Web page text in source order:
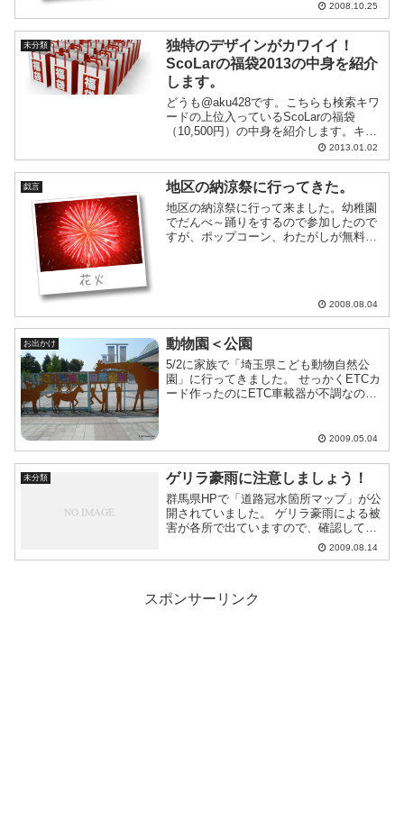
2008.10.25
未分類
独特のデザインがカワイイ！
ScoLarの福袋2013の中身を紹介
します。
どうも@aku428です。こちらも検索キワ
ードの上位入っているScoLarの福袋
（10,500円）の中身を紹介します。キラ
キラすぎて袋の写真撮りづれーよ！！き
になる中身はコチラ
2013.01.02
戯言 地区の納涼祭に行ってきた。
地区の納涼祭に行って来ました。幼稚園
でだんべ～踊りをするので参加したので
すが、ポップコーン、わたがしが無料で
2008.08.04
お出かけ 動物園＜公園
5/2に家族で「埼玉県こども動物自然公
園」に行ってきました。 せっかくETCカ
ード作ったのにETC車載器が不調なの
に乗ったり動物を見たりこどもの城で遊
ん...
2009.05.04
未分類 ゲリラ豪雨に注意しましょう！
群馬県HPで「道路冠水箇所マップ」が公
開されていました。 ゲリラ豪雨による被
害が各所で出ていますので、確認してお
2009.08.14
スポンサーリンク